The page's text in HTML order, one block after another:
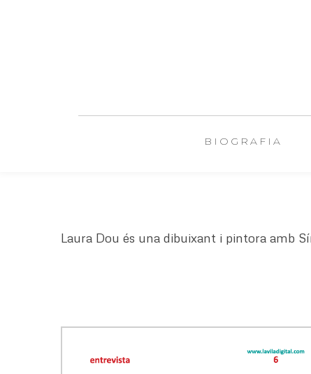
BIOGRAFIA
Laura Dou és una dibuixant i pintora amb